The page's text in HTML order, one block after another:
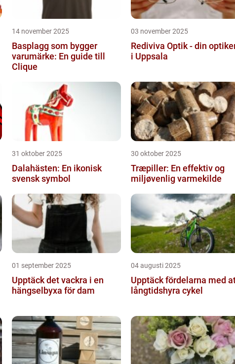
14 november 2025
Basplagg som bygger
varumärke: En guide till
Clique
03 november 2025
Rediviva Optik - din
i Uppsala
31 oktober 2025
Dalahästen: En ikonisk
svensk symbol
30 oktober 2025
Træpiller: En effektiv og
miljøvenlig varmekilde
01 september 2025
Upptäck det vackra i en
hängselbyxa för dam
04 augusti 2025
Upptäck fördelarna med
långtidshyra cykel